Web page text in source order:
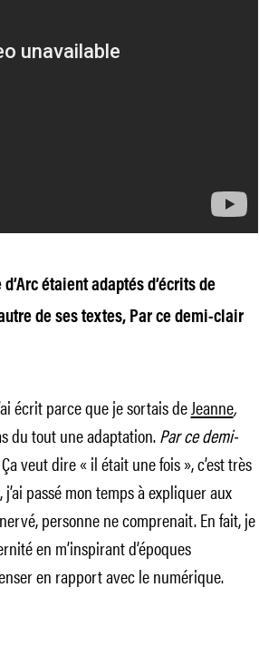
étaient adaptés d’écrits de
de ses textes, Par ce demi-clair
écrit parce que je sortais deJeanne,
du tout une adaptation.Par ce demi-
veut dire « il était une fois », c’est très
passé mon temps à expliquer aux
personne ne comprenait. En fait, je
en m’inspirant d’époques
en rapport avec le numérique.